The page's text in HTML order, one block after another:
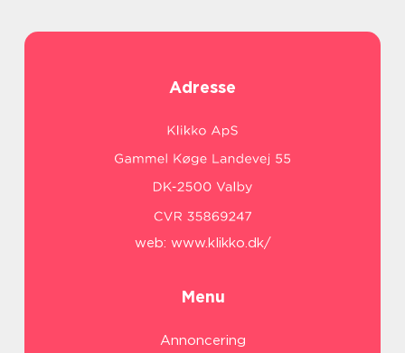
Adresse
web: www.klikko.dk/
Menu
Annoncering